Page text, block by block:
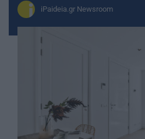
iPaideia.gr Newsroom